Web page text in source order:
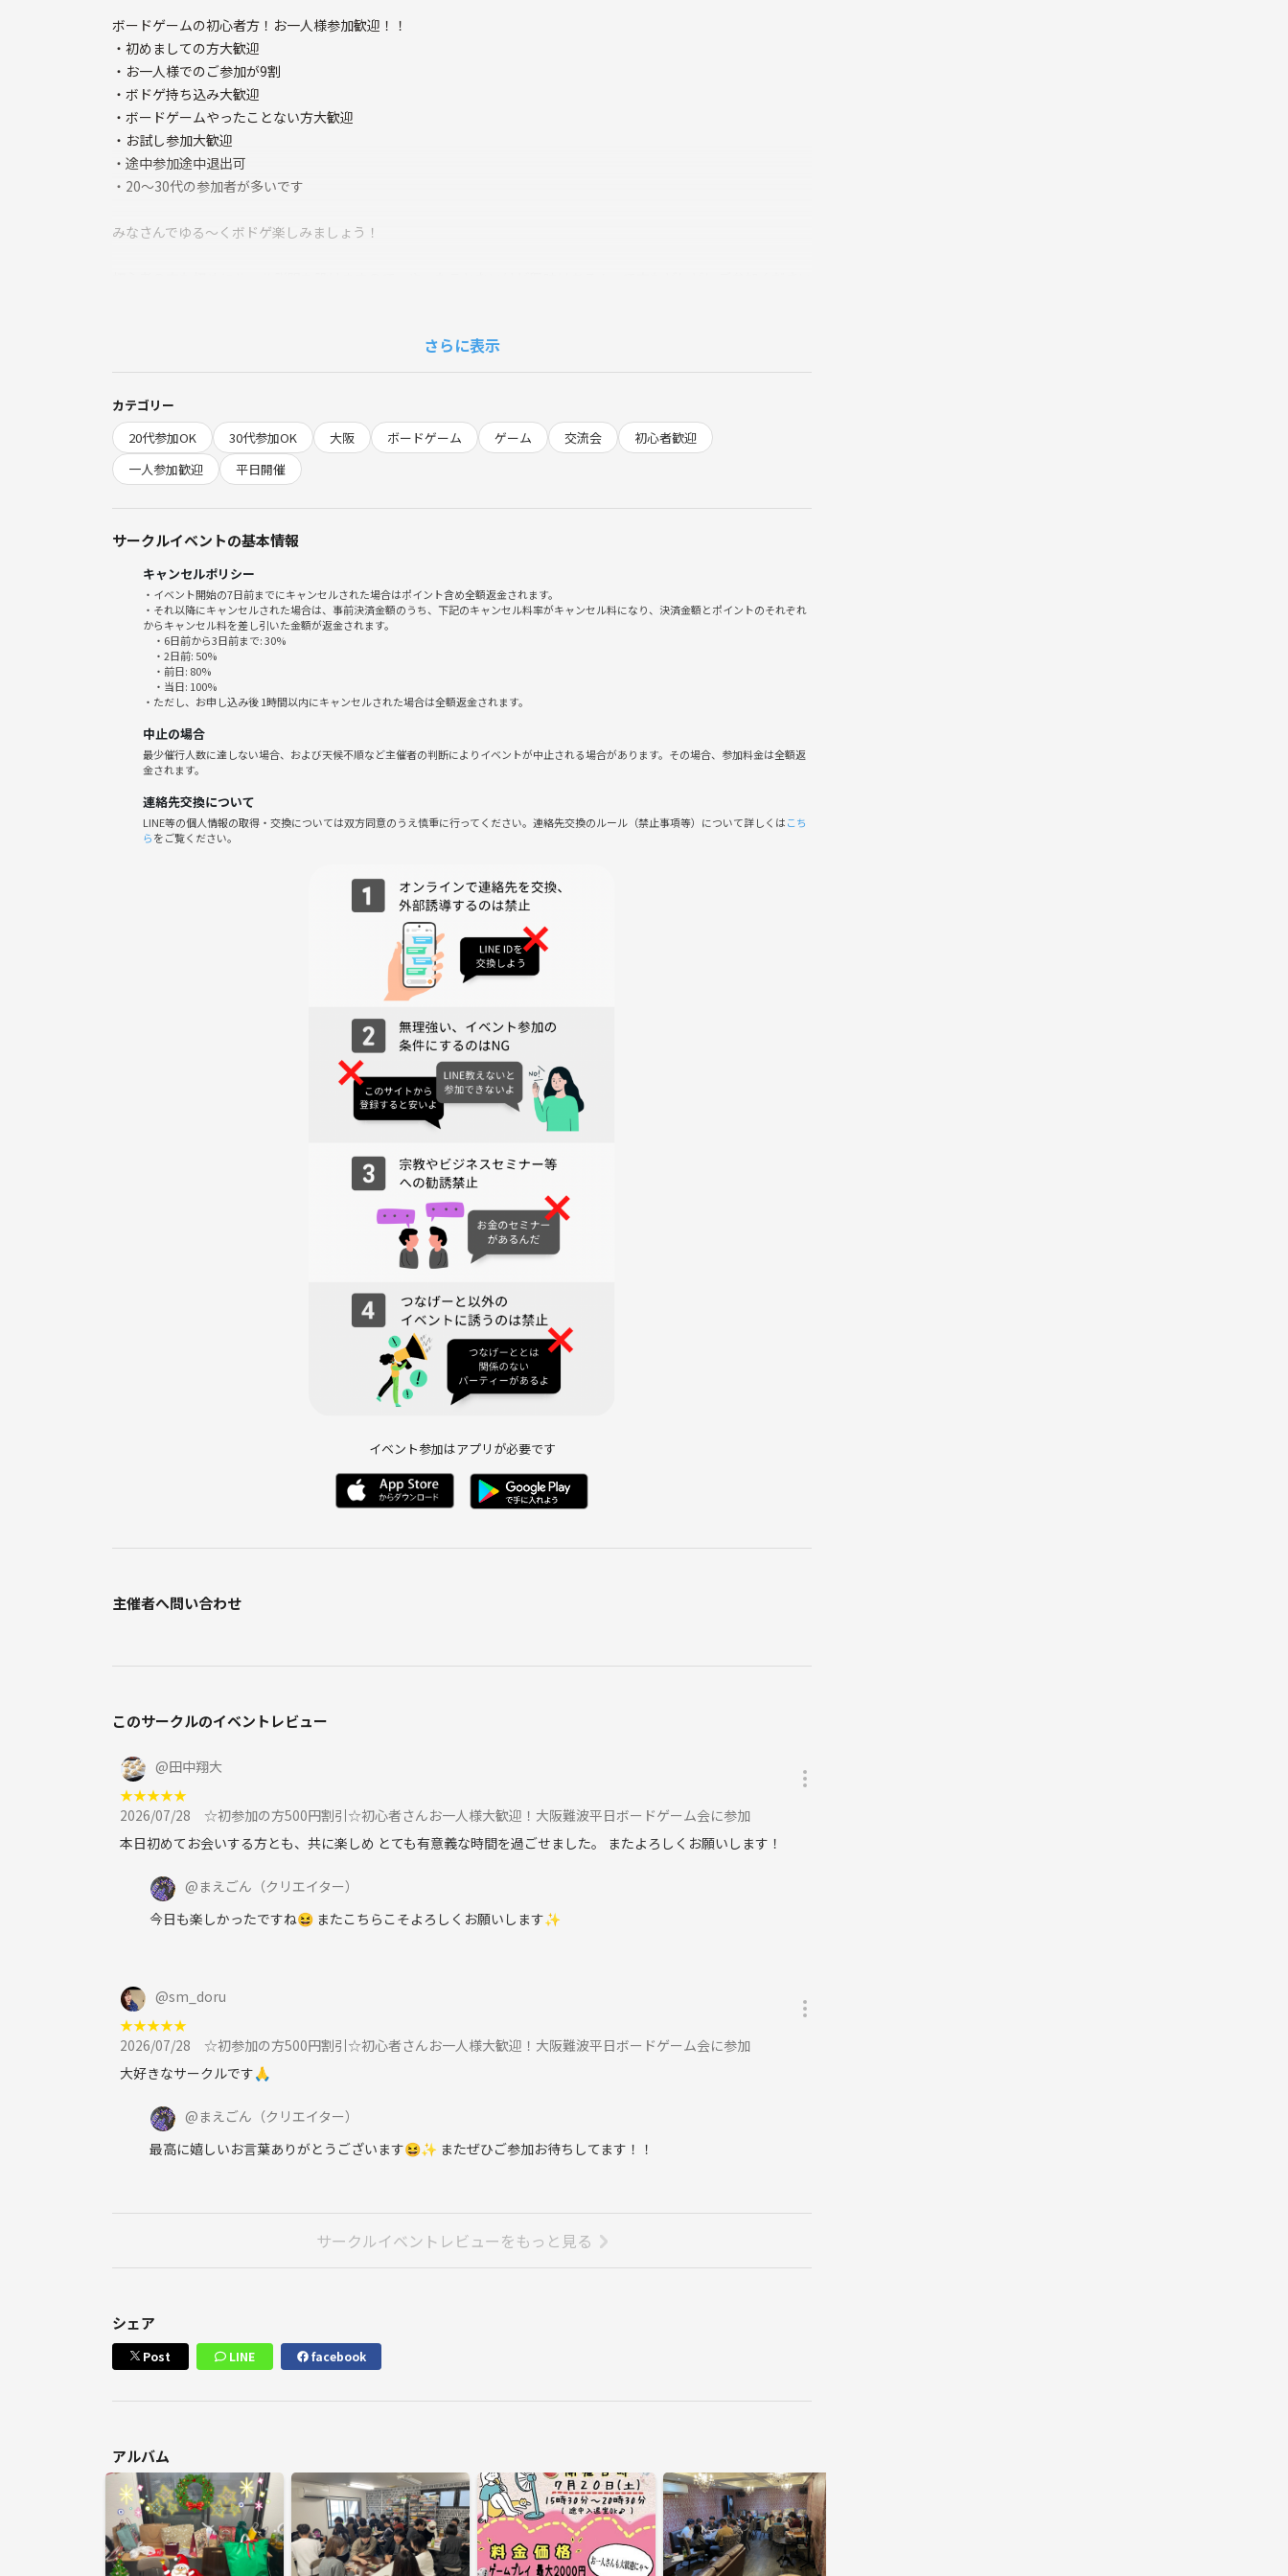
ボードゲームの初心者方！お一人様参加歓迎！！
・初めましての方大歓迎
・お一人様でのご参加が9割
・ボドゲ持ち込み大歓迎
・ボードゲームやったことない方大歓迎
・お試し参加大歓迎
・途中参加途中退出可
・20〜30代の参加者が多いです
みなさんでゆる～くボドゲ楽しみましょう！
参加者5名以上で開催いたします！
(毎週開催してますのでお気軽にお問い合わせください♪)
もし集まりそうになければ前日に参加者の方々にメッセージをお送りしますのでご安心ください！
✨以下詳細✨
開催日時■12月4.11.18.25日(木)
■開催時刻■13時00～19:00(受付12時30～)(開場12時15分〜)
心斎橋駅から徒歩15～20分
■参加費用■30分 250円 Max1500円（飲食持ち込み可
別途ツナゲートの手数料が事前決済で500円かかります
小学生未満のお子様は安全性を加味して参加不可
(小学生以上の方は親子さん同伴でのみ参加可能)
■初心者の方も参加されますので全員に謙虚な対応をお願い致します。
■宗教やネットワークビジネスなど勧誘目的での参加はご遠慮ください。
■参加方法：ツナゲートで申し込む
さらに表示
カテゴリー
20代参加OK
30代参加OK 大阪 ボードゲーム ゲーム 交流会
初心者歓迎
一人参加歓迎
平日開催
サークルイベントの基本情報
キャンセルポリシー
・イベント開始の7日前までにキャンセルされた場合はポイント含め全額返金されます。
・それ以降にキャンセルされた場合は、事前決済金額のうち、下記のキャンセル料率がキャンセル料になり、決済金額とポイントのそれぞれ
からキャンセル料を差し引いた金額が返金されます。
・6日前から3日前まで: 30%
・2日前: 50%
・前日: 80%
・当日: 100%
・ただし、お申し込み後 1時間以内にキャンセルされた場合は全額返金されます。
中止の場合
最少催行人数に達しない場合、および天候不順など主催者の判断によりイベントが中止される場合があります。その場合、参加料金は全額返
金されます。
連絡先交換について
LINE等の個人情報の取得・交換については双方同意のうえ慎重に行ってください。連絡先交換のルール（禁止事項等）について詳しくはこち
らをご覧ください。
イベント参加はアプリが必要です
主催者へ問い合わせ
このサークルのイベントレビュー
@田中翔大
★★★★★
2026/07/28
☆初参加の方500円割引☆初心者さんお一人様大歓迎！大阪難波平日ボードゲーム会に参加
本日初めてお会いする方とも、共に楽しめ とても有意義な時間を過ごせました。 またよろしくお願いします！
@まえごん （クリエイター）
今日も楽しかったですね😆 またこちらこそよろしくお願いします✨
@sm_doru
★★★★★
2026/07/28
☆初参加の方500円割引☆初心者さんお一人様大歓迎！大阪難波平日ボードゲーム会に参加
大好きなサークルです🙏
@まえごん （クリエイター）
最高に嬉しいお言葉ありがとうございます😆✨ またぜひご参加お待ちしてます！！
サークルイベントレビューをもっと見る
シェア
Post LINE facebook
アルバム